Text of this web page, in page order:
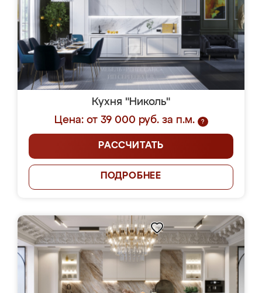
Кухня "Николь"
Цена: от 39 000 руб. за п.м.
?
РАССЧИТАТЬ
ПОДРОБНЕЕ